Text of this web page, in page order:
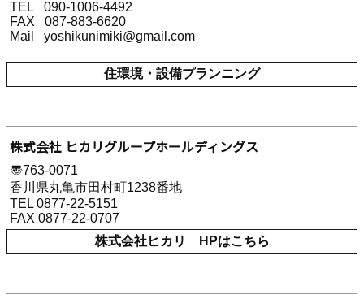
TEL 090-1006-4492
FAX 087-883-6620
Mail yoshikunimiki@gmail.com
住環境・設備プランニング
株式会社 ヒカリグループホールディングス
〠763-0071
香川県丸亀市田村町1238番地
TEL 0877-22-5151
FAX 0877-22-0707
株式会社ヒカリ HPはこちら